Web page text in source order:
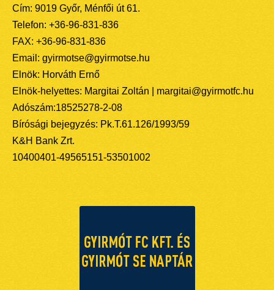
Cím: 9019 Győr, Ménfői út 61.
Telefon: +36-96-831-836
FAX: +36-96-831-836
Email: gyirmotse@gyirmotse.hu
Elnök: Horváth Ernő
Elnök-helyettes: Margitai Zoltán | margitai@gyirmotfc.hu
Adószám:18525278-2-08
Bírósági bejegyzés: Pk.T.61.126/1993/59
K&H Bank Zrt.
10400401-49565151-53501002